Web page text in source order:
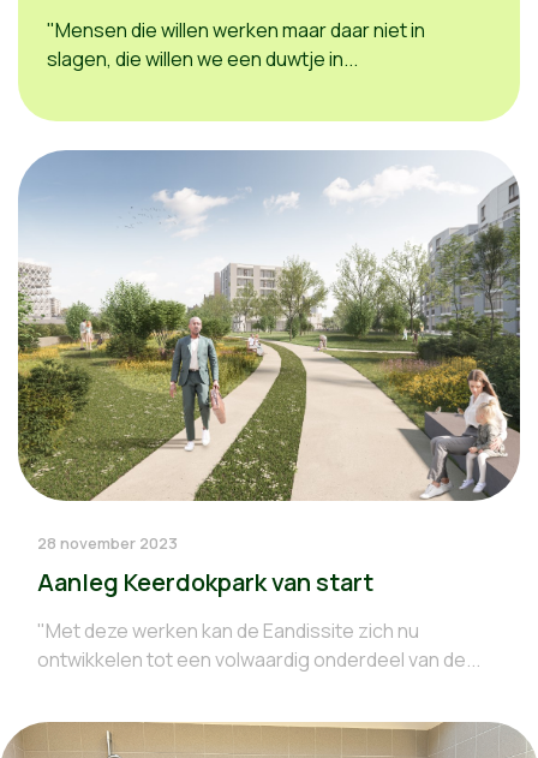
"Mensen die willen werken maar daar niet in
slagen, die willen we een duwtje in...
28 november 2023
Aanleg Keerdokpark van start
"Met deze werken kan de Eandissite zich nu
ontwikkelen tot een volwaardig onderdeel van de...